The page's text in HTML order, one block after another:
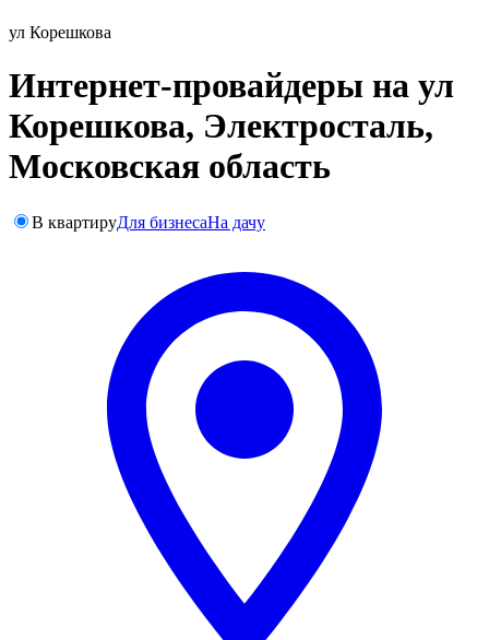
ул Корешкова
Интернет-провайдеры на ул
Корешкова, Электросталь,
Московская область
В квартируДля бизнесаНа дачу